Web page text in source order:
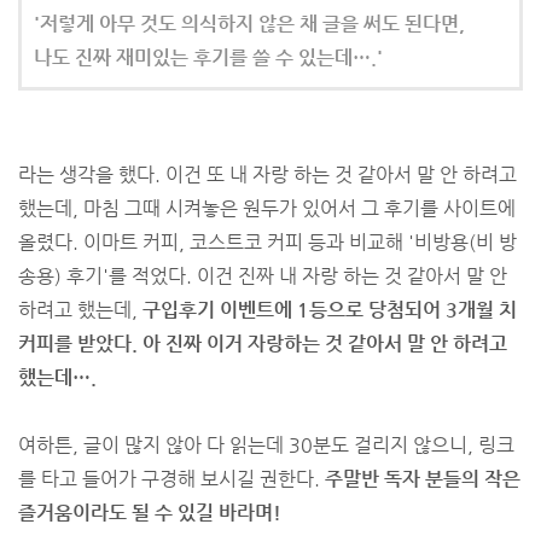
'저렇게 아무 것도 의식하지 않은 채 글을 써도 된다면,
나도 진짜 재미있는 후기를 쓸 수 있는데….'
라는 생각을 했다. 이건 또 내 자랑 하는 것 같아서 말 안 하려고
했는데, 마침 그때 시켜놓은 원두가 있어서 그 후기를 사이트에
올렸다. 이마트 커피, 코스트코 커피 등과 비교해 '비방용(비 방
송용) 후기'를 적었다. 이건 진짜 내 자랑 하는 것 같아서 말 안
하려고 했는데, 구입후기 이벤트에 1등으로 당첨되어 3개월 치
커피를 받았다. 아 진짜 이거 자랑하는 것 같아서 말 안 하려고
했는데….
여하튼, 글이 많지 않아 다 읽는데 30분도 걸리지 않으니, 링크
를 타고 들어가 구경해 보시길 권한다. 주말반 독자 분들의 작은
즐거움이라도 될 수 있길 바라며!